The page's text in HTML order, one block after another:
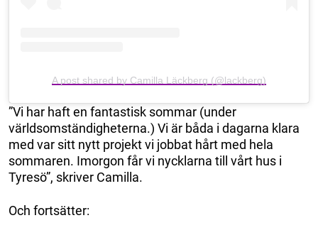
A post shared by Camilla Läckberg (@lackberg)
”Vi har haft en fantastisk sommar (under
världsomständigheterna.) Vi är båda i dagarna klara
med var sitt nytt projekt vi jobbat hårt med hela
sommaren. Imorgon får vi nycklarna till vårt hus i
Tyresö”, skriver Camilla.
Och fortsätter: